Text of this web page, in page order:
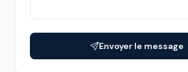
Envoyer le message